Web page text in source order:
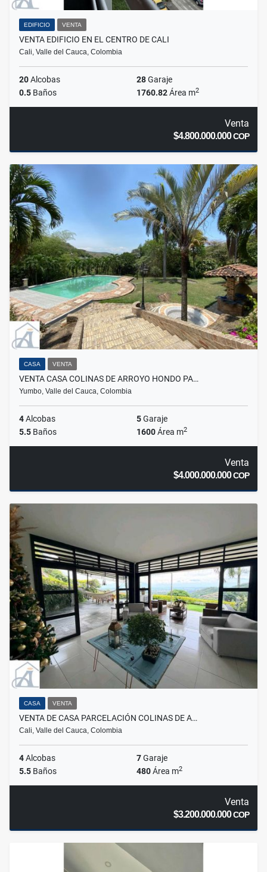
EDIFICIO VENTA
VENTA EDIFICIO EN EL CENTRO DE CALI
Cali, Valle del Cauca, Colombia
20Alcobas 28Garaje
0.5 Baños 1760.82Área m2
Venta
$4.800.000.000COP
CASA VENTA
VENTA CASA COLINAS DE ARROYO HONDO PA…
Yumbo, Valle del Cauca, Colombia
4Alcobas 5Garaje
5.5 Baños 1600Área m2
Venta
$4.000.000.000COP
CASA VENTA
VENTA DE CASA PARCELACIÓN COLINAS DE A…
Cali, Valle del Cauca, Colombia
4Alcobas 7Garaje
5.5 Baños 480Área m2
Venta
$3.200.000.000COP